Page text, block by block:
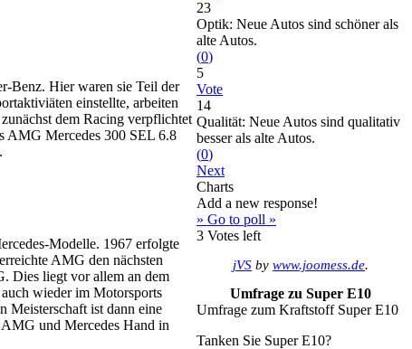
Benz. Hier waren sie Teil der
einstellte, arbeiten
dem Racing verpflichtet
AMG Mercedes 300 SEL 6.8
Modelle. 1967 erfolgte
AMG den nächsten
Dies liegt vor allem an dem
wieder im Motorsports
Meisterschaft ist dann eine
und Mercedes Hand in
23
Optik: Neue Autos sind schöner als
alte Autos.
(0)
5
Vote
14
Qualität: Neue Autos sind qualitativ
besser als alte Autos.
(0)
Next
Charts
Add a new response!
» Go to poll »
3 Votes left
jVS by www.joomess.de.
Umfrage zu Super E10
Umfrage zum Kraftstoff Super E10
Tanken Sie Super E10?